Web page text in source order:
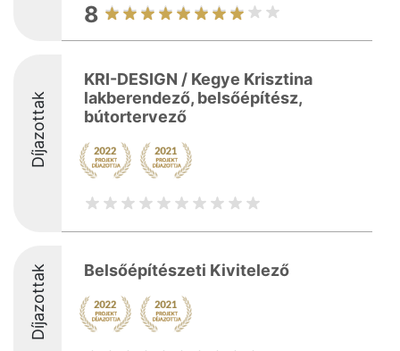
8
Díjazottak
KRI-DESIGN / Kegye Krisztina
lakberendező, belsőépítész,
bútortervező
Díjazottak Belsőépítészeti Kivitelező